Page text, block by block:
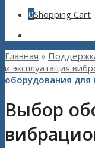
0Shopping Cart
Главная »
и эксплуатация
оборудования
Выбор